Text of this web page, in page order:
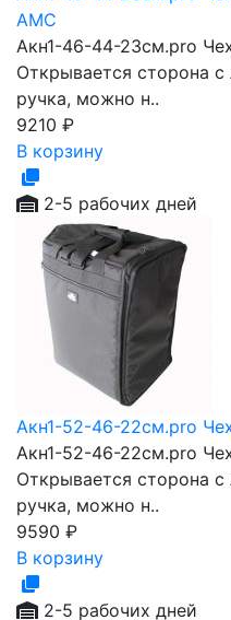
AMC
Акн1-46-44-23см.pro
Открывается сторона
ручка, можно н..
9210 ₽
В корзину
2-5 рабочих дней
Акн1-52-46-22см.pro
Акн1-52-46-22см.pro
Открывается сторона
ручка, можно н..
9590 ₽
В корзину
2-5 рабочих дней